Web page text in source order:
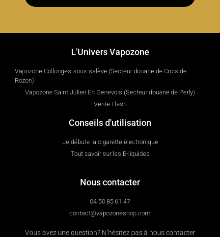
L'Univers Vapozone
Vapozone Collonges-sous-salève (Secteur douane de Crois de
Rozon)
Vapozone Saint Julien En Genevois (Secteur douane de Perly)
Vente Flash
Conseils d'utilisation
Je débute la cigarette électronique
Tout savoir sur les E-liquides
Nous contacter
04 50 85 61 47
contact@vapozoneshop.com
Vous avez une question? N’hésitez pas à nous contacter